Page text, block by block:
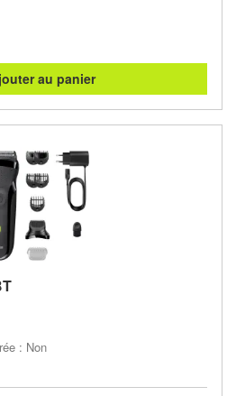
au panier
: Non